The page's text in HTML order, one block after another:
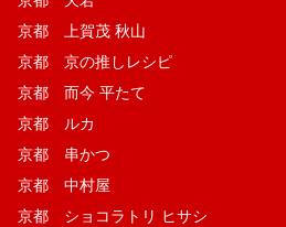
京都 上賀茂 秋山
京都 京の推しレシピ
京都 而今 平たて
京都 ルカ
京都 串かつ
京都 中村屋
京都 ショコラトリ ヒサシ